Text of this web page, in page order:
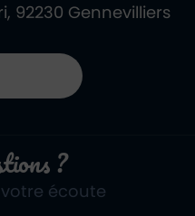
92230 Gennevilliers
?
votre écoute